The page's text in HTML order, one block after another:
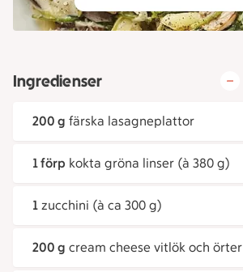
Ingredienser
200 g färska lasagneplattor
1 förp kokta gröna linser (à 380 g)
1 zucchini (à ca 300 g)
200 g cream cheese vitlök och örter